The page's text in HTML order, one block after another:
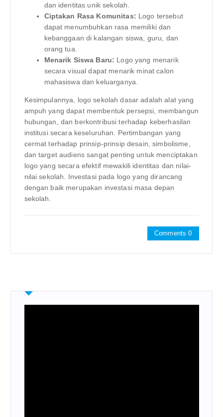
dan identitas unik sekolah.
Ciptakan Rasa Komunitas: Logo tersebut
dapat menumbuhkan rasa memiliki dan
kebanggaan di kalangan siswa, guru, dan
orang tua.
Menarik Siswa Baru: Logo yang menarik
secara visual dapat menarik minat calon
mahasiswa dan keluarganya.
Kesimpulannya, logo sekolah dasar adalah alat yang
ampuh yang dapat membentuk persepsi, membangun
hubungan, dan berkontribusi terhadap keberhasilan
institusi secara keseluruhan. Pertimbangan yang
cermat terhadap prinsip-prinsip desain, simbolisme,
dan target audiens sangat penting untuk menciptakan
logo yang secara efektif mewakili identitas dan nilai-
nilai sekolah. Investasi pada logo yang dirancang
dengan baik merupakan investasi masa depan
sekolah.
Comments 0